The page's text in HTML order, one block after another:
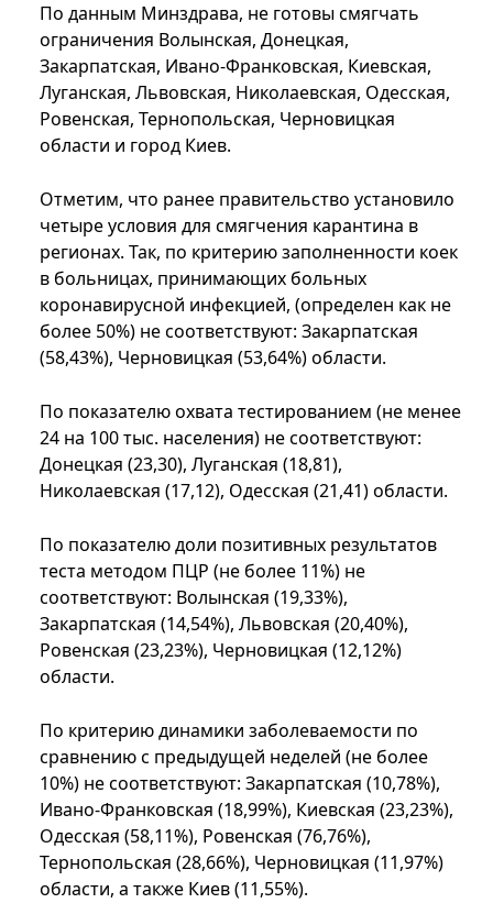
По данным Минздрава, не готовы смягчать
ограничения Волынская, Донецкая,
Закарпатская, Ивано-Франковская, Киевская,
Луганская, Львовская, Николаевская, Одесская,
Ровенская, Тернопольская, Черновицкая
области и город Киев.
Отметим, что ранее правительство установило
четыре условия для смягчения карантина в
регионах. Так, по критерию заполненности коек
в больницах, принимающих больных
коронавирусной инфекцией, (определен как не
более 50%) не соответствуют: Закарпатская
(58,43%), Черновицкая (53,64%) области.
По показателю охвата тестированием (не менее
24 на 100 тыс. населения) не соответствуют:
Донецкая (23,30), Луганская (18,81),
Николаевская (17,12), Одесская (21,41) области.
По показателю доли позитивных результатов
теста методом ПЦР (не более 11%) не
соответствуют: Волынская (19,33%),
Закарпатская (14,54%), Львовская (20,40%),
Ровенская (23,23%), Черновицкая (12,12%)
области.
По критерию динамики заболеваемости по
сравнению с предыдущей неделей (не более
10%) не соответствуют: Закарпатская (10,78%),
Ивано-Франковская (18,99%), Киевская (23,23%),
Одесская (58,11%), Ровенская (76,76%),
Тернопольская (28,66%), Черновицкая (11,97%)
области, а также Киев (11,55%).